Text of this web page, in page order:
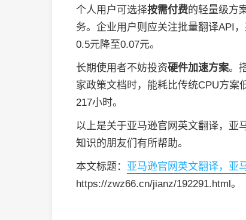
个人用户可选择按需付费的轻量级方
务。企业用户则应关注批量翻译API
0.5元降至0.07元。
长期使用者不妨投资硬件加速方案。
家政策文档时，能耗比传统CPU方案
217小时。
以上是关于亚马逊官网英文翻译，亚
知识的朋友们有所帮助。
本文标题： 亚马逊官网英文翻译，亚
https://zwz66.cn/jianz/192291.html。